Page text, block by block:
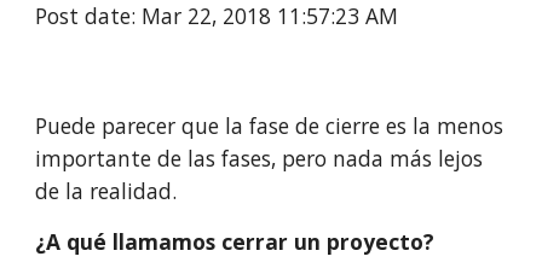
Post date: Mar 22, 2018 11:57:23 AM
Puede parecer que la fase de cierre es la menos
importante de las fases, pero nada más lejos
de la realidad.
¿A qué llamamos cerrar un proyecto?